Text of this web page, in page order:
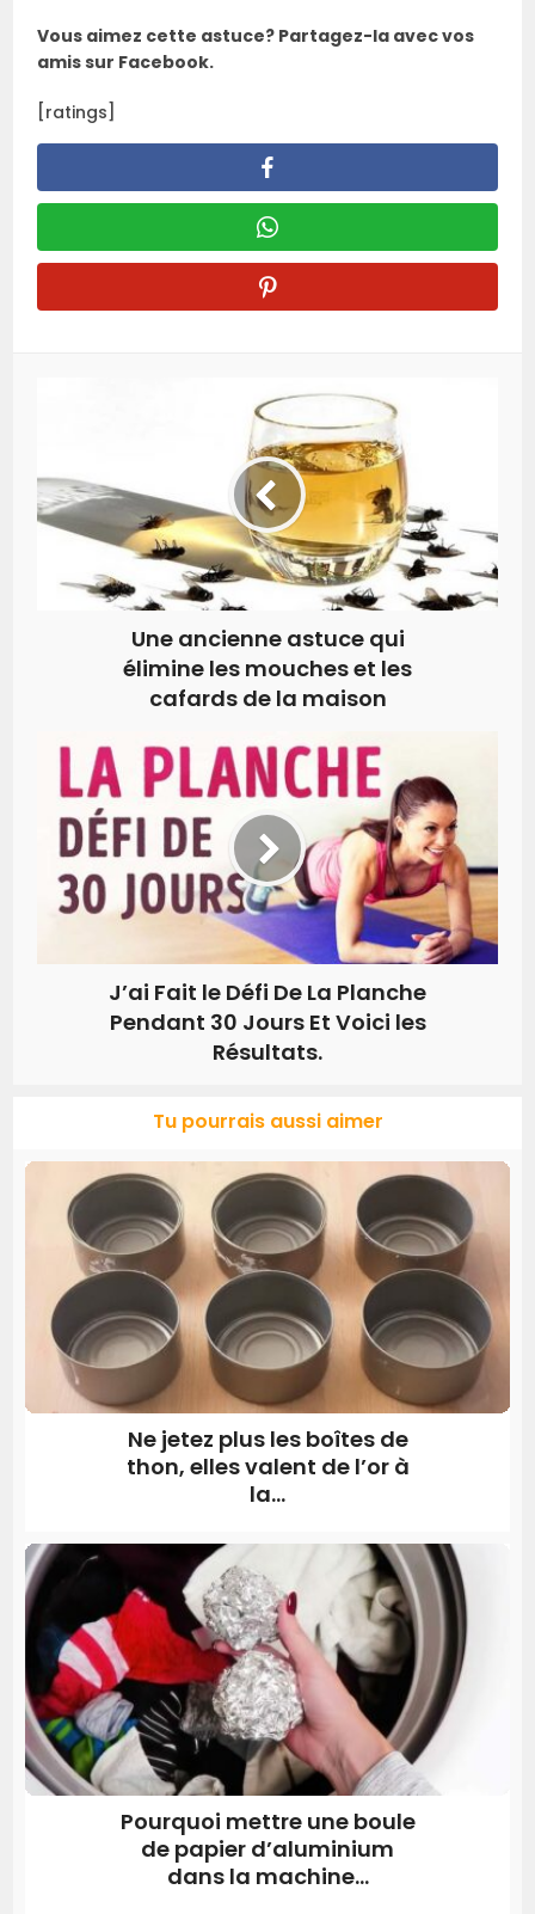
Vous aimez cette astuce? Partagez-la avec vos
amis sur Facebook.
[ratings]
Une ancienne astuce qui
élimine les mouches et les
cafards de la maison
J’ai Fait le Défi De La Planche
Pendant 30 Jours Et Voici les
Résultats.
Tu pourrais aussi aimer
Ne jetez plus les boîtes de
thon, elles valent de l’or à
la...
Pourquoi mettre une boule
de papier d’aluminium
dans la machine...